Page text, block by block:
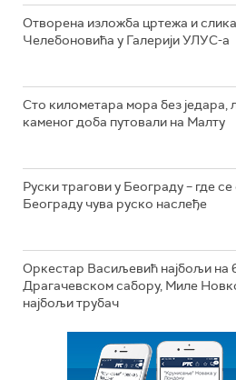
Отворена изложба цртежа и
Челебоновића у Галерији УЛУС-а
Сто километара мора без једара,
каменог доба путовали на Малту
Руски трагови у Београду – где се
Београду чува руско наслеђе
Оркестар Васиљевић најбољи на
Драгачевском сабору, Миле
најбољи трубач